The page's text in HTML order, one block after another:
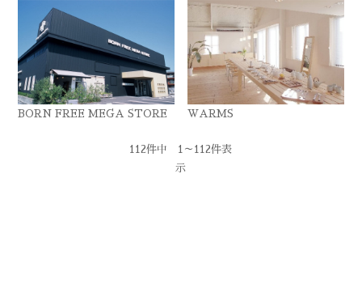
BORN FREE MEGA STORE WARMS
112件中 1～112件表
示